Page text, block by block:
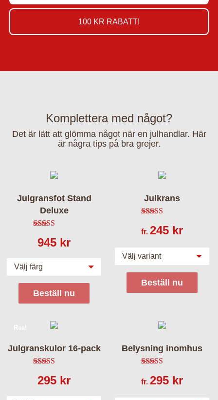
100 KR RABATT!
Komplettera med något?
Det är lätt att glömma något när en julhandlar. Här
är några tips på bra grejer.
Julgransfot Stand
Deluxe
945 kr
Välj färg
Beställ nu
Julkrans
fr. 245 kr
Välj variant
Beställ nu
Julgranskulor 16-pack
295 kr
Belysning inomhus
fr. 295 kr